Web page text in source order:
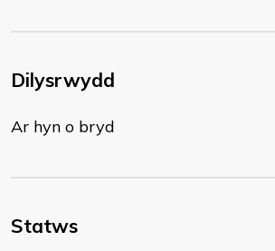
Dilysrwydd
Ar hyn o bryd
Statws